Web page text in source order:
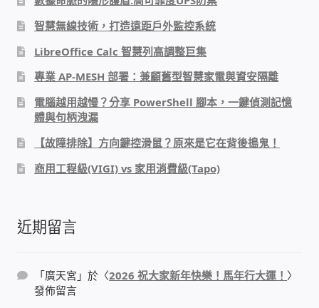
感應式門鎖、電子鎖
電梯樓層刷卡管制
停車場、社區大樓 車道管制系統
風速傳感器+PLC自動控制
mOA雲考勤 指紋、卡片、手機APP GPS打卡
電子鎖 凱特安Kwikset
電子模組電路模塊
智慧無線技術，打造遠距戶外監控系統
LibreOffice Calc 智慧列高調整巨集
專業 AP-MESH 部署：兼顧舊型智慧家電與資安隔離
電腦越用越慢？分享 PowerShell 腳本，一鍵偵測記憶
體與句柄洩漏
【故障排除】方向鍵控滑鼠？原來是它在背後搗鬼！
商用工程級(VIGI) vs 家用消費級(Tapo)
近期留言
「廣天宮 」於〈2026 祝大家新年快樂！馬年行大運！ 〉
發佈留言